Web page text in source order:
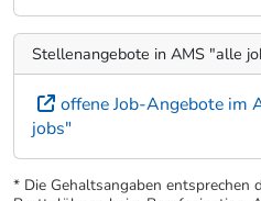
Stellenangebote in AMS "alle
offene Job-Angebote im
jobs"
* Die Gehaltsangaben entsprechen